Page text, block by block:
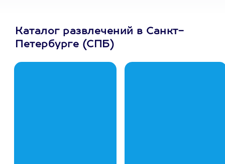
Каталог развлечений в Санкт-
Петербурге (СПБ)